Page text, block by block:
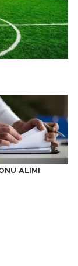
ALIMI